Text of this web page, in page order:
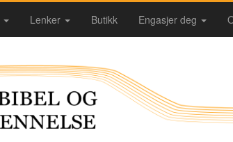
Lenker Butikk Engasjer deg